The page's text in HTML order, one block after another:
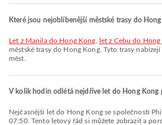
Které jsou nejoblíbenější městské trasy do Hong
let z Manila do Hong Kong let z Cebu do
městské trasy do Hong Kong. Tyto trasy
měst.
V kolik hodin odlétá nejdříve let do Hong Kong
Nejčasnější let do Hong Kong se společností Philippine Airlines odlétá v
07:50. Tento letový řád si můžete zobrazit a